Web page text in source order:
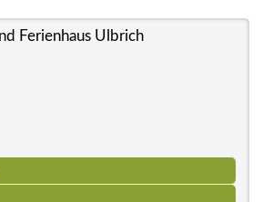
Ferienhaus Ulbrich